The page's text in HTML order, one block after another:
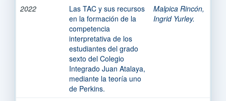
2022
Las TAC y sus recursos
en la formación de la
competencia
interpretativa de los
estudiantes del grado
sexto del Colegio
Integrado Juan Atalaya,
mediante la teoría uno
de Perkins.
Malpica Rincón,
Ingrid Yurley.